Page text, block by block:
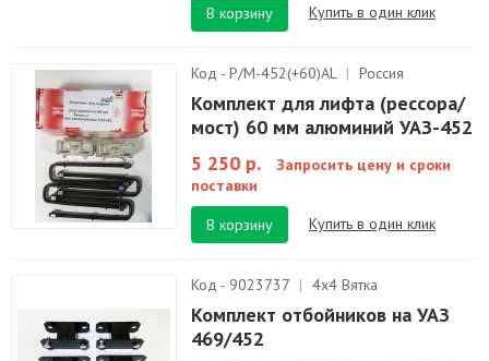
В корзину
Купить в один клик
Код - Р/М-452(+60)AL | Россия
Комплект для лифта (рессора/
мост) 60 мм алюминий УАЗ-452
5 250 р.
Запросить цену и сроки
поставки
В корзину
Купить в один клик
Код - 9023737 | 4х4 Вятка
Комплект отбойников на УАЗ
469/452